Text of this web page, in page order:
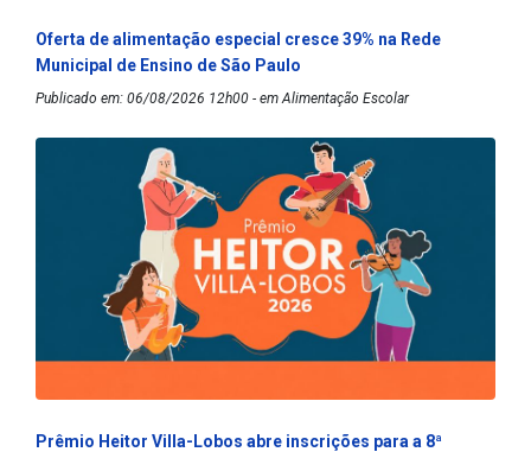
Oferta de alimentação especial cresce 39% na Rede
Municipal de Ensino de São Paulo
Publicado em: 06/08/2026 12h00 - em Alimentação Escolar
Prêmio Heitor Villa-Lobos abre inscrições para a 8ª